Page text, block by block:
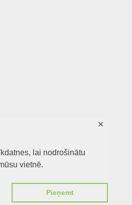
lai nodrošinātu
vietnē.
Pieņemt
✕